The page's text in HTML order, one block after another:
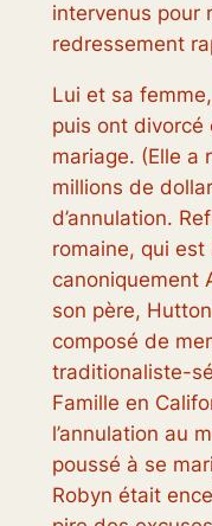
intervenus pour
redressement
Lui et sa
puis ont
mariage. (Elle a
millions de
d’annulation.
romaine, qui
canoniquement
son père,
composé de
traditionaliste-
Famille en
l’annulation au
poussé à se
Robyn était